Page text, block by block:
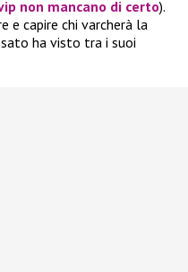
non mancano di certo).
e capire chi varcherà la
ha visto tra i suoi